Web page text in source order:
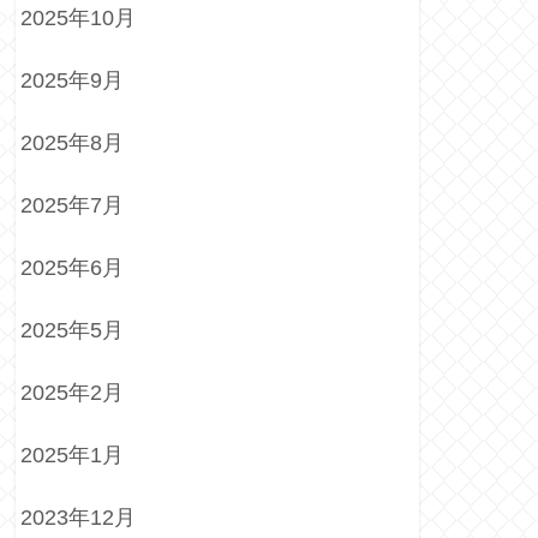
2025年10月
2025年9月
2025年8月
2025年7月
2025年6月
2025年5月
2025年2月
2025年1月
2023年12月